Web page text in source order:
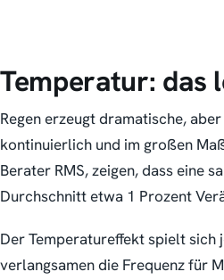
Temperatur: das
Regen erzeugt dramatische,
kontinuierlich und im großen
Berater RMS, zeigen, dass eine
Durchschnitt etwa 1 Prozent
Der Temperatureffekt spielt sich
verlangsamen die Frequenz für